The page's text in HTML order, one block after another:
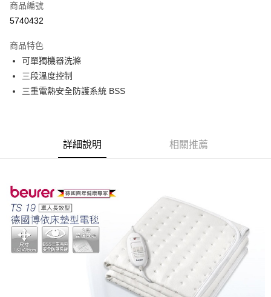
LINE Pay
悠遊付
Google Pay
每筆NT$80，滿NT$990(含以上)免運費
【免運費】
免運費
商品編號
5740432
商品特色
可單獨機器洗滌
三段溫度控制
三重電熱安全防護系統 BSS
詳細說明 相關推薦